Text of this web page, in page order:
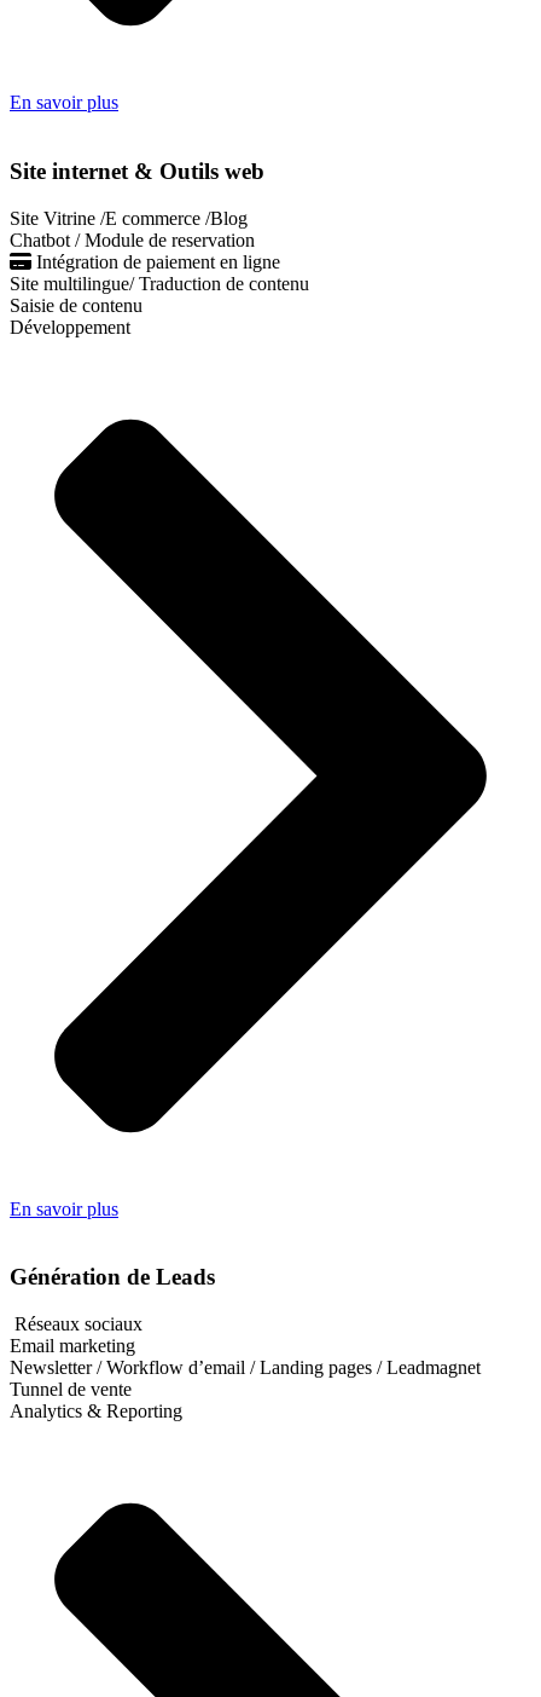
En savoir plus
Site internet & Outils web
Site Vitrine /E commerce /Blog
Chatbot / Module de reservation
Intégration de paiement en ligne
Site multilingue/ Traduction de contenu
Saisie de contenu
Développement
En savoir plus
Génération de Leads
Réseaux sociaux
Email marketing
Newsletter / Workflow d’email / Landing pages / Leadmagnet
Tunnel de vente
Analytics & Reporting